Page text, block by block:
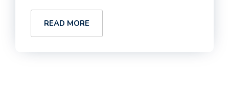
READ MORE